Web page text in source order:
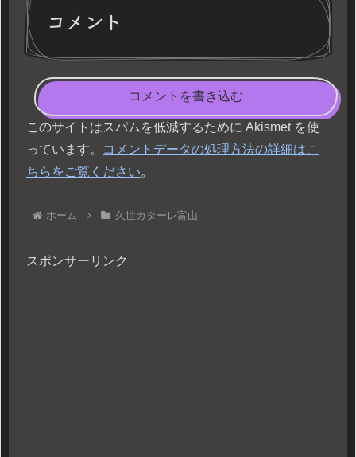
コメント
コメントを書き込む
このサイトはスパムを低減するために Akismet を使
っています。
コメントデータの処理方法の詳細はこ
ちらをご覧ください。
ホーム 久世カターレ富山
スポンサーリンク